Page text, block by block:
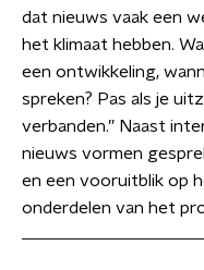
dat nieuws vaak een
het klimaat hebben.
een ontwikkeling,
spreken? Pas als je
verbanden.” Naast
nieuws vormen
en een vooruitblik op
onderdelen van het